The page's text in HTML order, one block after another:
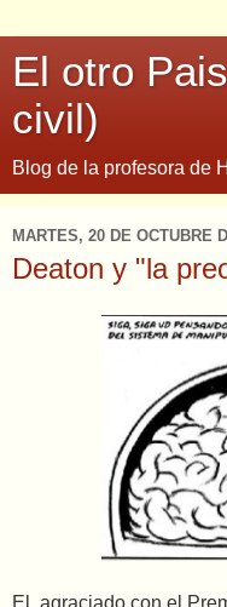
El otro
civil)
Blog de la profesora de
MARTES, 20 DE OCTUBRE
Deaton y "la
El agraciado con el